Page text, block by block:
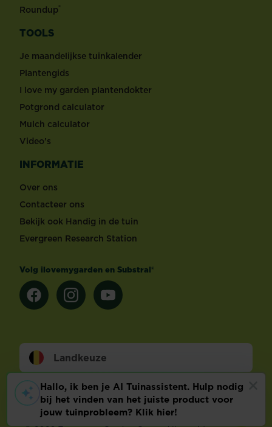
Roundup®
TOOLS
Je maandelijkse tuinkalender
Plantengids
I love my garden plantendokter
Potgrond calculator
Mulch calculator
Video's
INFORMATIE
Over ons
Contacteer ons
Bekijk ook Handig in de tuin
Evergreen Research Station
Volg ilovemygarden en Substral®
Landkeuze
Footer
Wettelijke BepalingenTechnische info
Privacy en cookiesCookie voorkeuren aanpassen